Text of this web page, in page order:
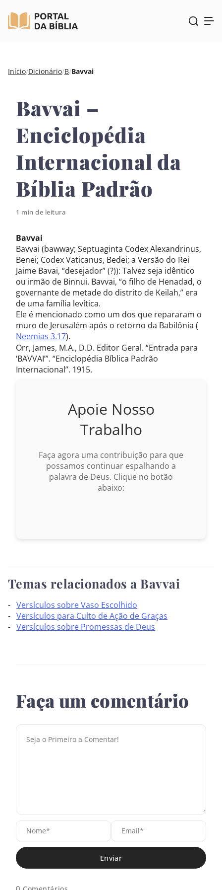
Pular
conteúdo
Início/Dicionário/B/Bavvai
Bavvai –
Enciclopédia
Internacional da
Bíblia Padrão
1 min de leitura
Bavvai
Bavvai (bawway; Septuaginta Codex Alexandrinus,
Benei; Codex Vaticanus, Bedei; a Versão do Rei
Jaime Bavai, “desejador” (?)): Talvez seja idêntico
ou irmão de Binnui. Bavvai, “o filho de Henadad, o
governante de metade do distrito de Keilah,” era
de uma família levítica.
Ele é mencionado como um dos que repararam o
muro de Jerusalém após o retorno da Babilônia (
Neemias 3.17).
Orr, James, M.A., D.D. Editor Geral. “Entrada para
‘BAVVAI’”. “Enciclopédia Bíblica Padrão
Internacional”. 1915.
Apoie Nosso
Trabalho
Faça agora uma contribuição para que
possamos continuar espalhando a
palavra de Deus. Clique no botão
abaixo:
Temas relacionados a Bavvai
Versículos sobre Vaso Escolhido
Versículos para Culto de Ação de Graças
Versículos sobre Promessas de Deus
Faça um comentário
N
o
m
e
*
E
i